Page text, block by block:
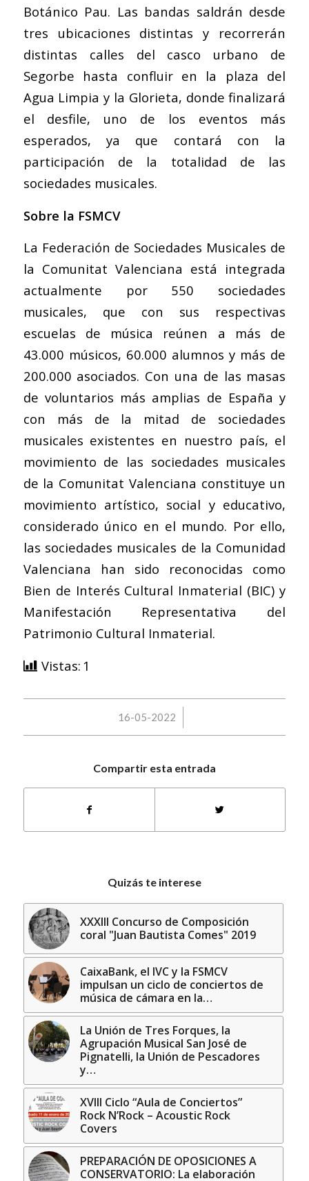
Botánico Pau. Las bandas saldrán desde
tres ubicaciones distintas y recorrerán
distintas calles del casco urbano de
Segorbe hasta confluir en la plaza del
Agua Limpia y la Glorieta, donde finalizará
el desfile, uno de los eventos más
esperados, ya que contará con la
participación de la totalidad de las
sociedades musicales.
Sobre la FSMCV
La Federación de Sociedades Musicales de
la Comunitat Valenciana está integrada
actualmente por 550 sociedades
musicales, que con sus respectivas
escuelas de música reúnen a más de
43.000 músicos, 60.000 alumnos y más de
200.000 asociados. Con una de las masas
de voluntarios más amplias de España y
con más de la mitad de sociedades
musicales existentes en nuestro país, el
movimiento de las sociedades musicales
de la Comunitat Valenciana constituye un
movimiento artístico, social y educativo,
considerado único en el mundo. Por ello,
las sociedades musicales de la Comunidad
Valenciana han sido reconocidas como
Bien de Interés Cultural Inmaterial (BIC) y
Manifestación Representativa del
Patrimonio Cultural Inmaterial.
Vistas: 1
16-05-2022
/
Compartir esta entrada
Quizás te interese
XXXIII Concurso de Composición
coral "Juan Bautista Comes" 2019
CaixaBank, el IVC y la FSMCV
impulsan un ciclo de conciertos de
música de cámara en la…
La Unión de Tres Forques, la
Agrupación Musical San José de
Pignatelli, la Unión de Pescadores
y…
XVIII Ciclo “Aula de Conciertos”
Rock N’Rock – Acoustic Rock
Covers
PREPARACIÓN DE OPOSICIONES A
CONSERVATORIO: La elaboración